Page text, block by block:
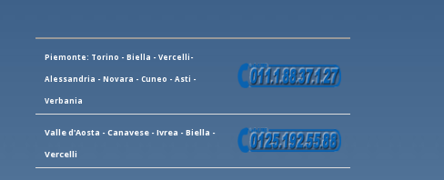
Piemonte: Torino - Biella - Vercelli-
Alessandria - Novara - Cuneo - Asti -
Verbania
Valle d'Aosta - Canavese - Ivrea - Biella -
Vercelli